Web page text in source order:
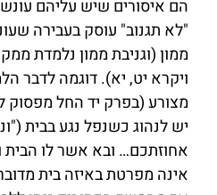
הם איסורים שיש עליהם
"לא תגנוב" עוסק בעבירה
ממון (וגניבת ממון נלמדת
ויקרא יט, יא). דוגמה לדבר
מצורע (בפרק יד החל מפסוק
יש לנהוג כשנפל נגע בבית
אחוזתכם… ובא אשר לו הבית
אינה מפרטת באיזה בית